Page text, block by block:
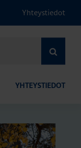
Yhteystiedot
YHTEYSTIEDOT